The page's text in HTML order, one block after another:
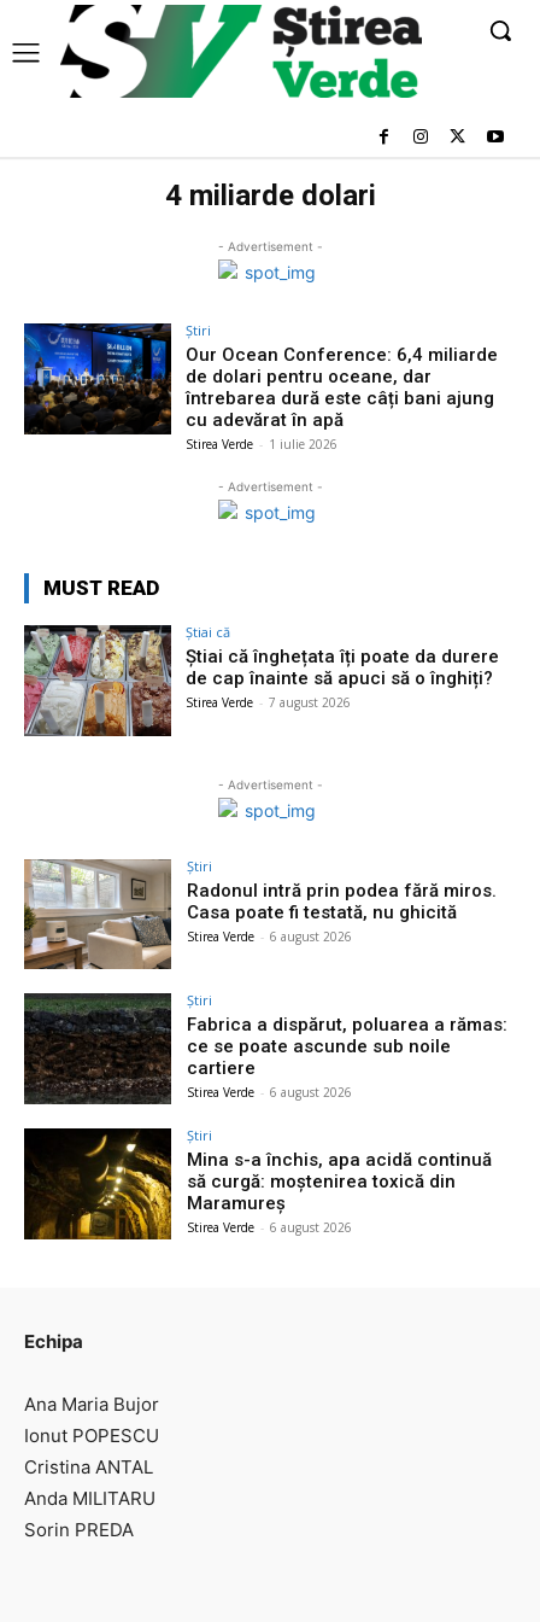
4 miliarde dolari
- Advertisement -
Știri
Our Ocean Conference: 6,4 miliarde
de dolari pentru oceane, dar
întrebarea dură este câți bani ajung
cu adevărat în apă
Stirea Verde - 1 iulie 2026
- Advertisement -
MUST READ
Știai că
Știai că înghețata îți poate da durere
de cap înainte să apuci să o înghiți?
Stirea Verde - 7 august 2026
- Advertisement -
Știri
Radonul intră prin podea fără miros.
Casa poate fi testată, nu ghicită
Stirea Verde - 6 august 2026
Știri
Fabrica a dispărut, poluarea a rămas:
ce se poate ascunde sub noile
cartiere
Stirea Verde - 6 august 2026
Știri
Mina s-a închis, apa acidă continuă
să curgă: moștenirea toxică din
Maramureș
Stirea Verde - 6 august 2026
Echipa
Ana Maria Bujor
Ionut POPESCU
Cristina ANTAL
Anda MILITARU
Sorin PREDA